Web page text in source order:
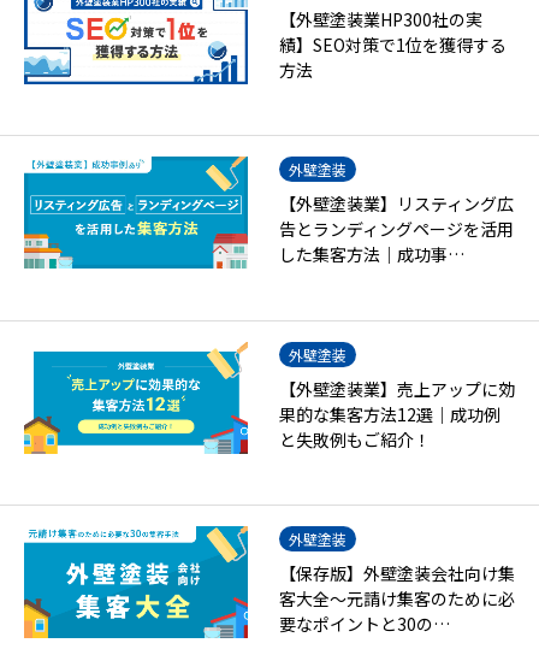
【外壁塗装業HP300社の実
績】SEO対策で1位を獲得する
方法
外壁塗装
【外壁塗装業】リスティング広
告とランディングページを活用
した集客方法｜成功事…
外壁塗装
【外壁塗装業】売上アップに効
果的な集客方法12選｜成功例
と失敗例もご紹介！
外壁塗装
【保存版】外壁塗装会社向け集
客大全～元請け集客のために必
要なポイントと30の…